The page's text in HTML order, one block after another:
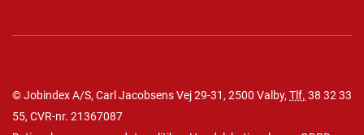
© Jobindex A/S, Carl Jacobsens Vej 29-31, 2500 Valby, Tlf. 38 32 33
55, CVR-nr. 21367087